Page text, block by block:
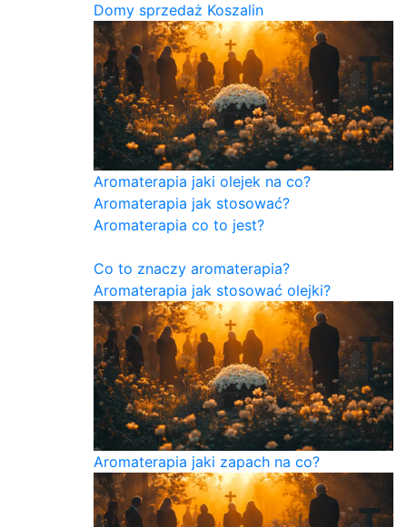
Domy sprzedaż Koszalin
Aromaterapia jaki olejek na co?
Aromaterapia jak stosować?
Aromaterapia co to jest?
Co to znaczy aromaterapia?
Aromaterapia jak stosować olejki?
Aromaterapia jaki zapach na co?